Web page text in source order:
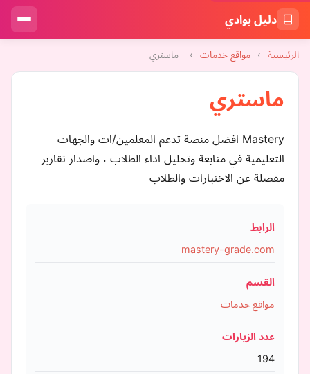
دليل بوادي
الرئيسية › مواقع خدمات › ماستري
ماستري
Mastery افضل منصة تدعم المعلمين/ات والجهات
التعليمية في متابعة وتحليل اداء الطلاب ، واصدار تقارير
مفصلة عن الاختبارات والطلاب
الرابط
mastery-grade.com
القسم
مواقع خدمات
عدد الزيارات
194